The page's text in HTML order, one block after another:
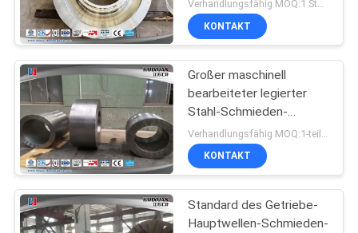
KONTAKT
Großer maschinell
bearbeiteter legierter
Stahl-Schmieden-
Wellen-Ärmel 4140 4330
18CrNiMo7-6 4340
KONTAKT
Standard des Getriebe-
Hauptwellen-Schmieden-